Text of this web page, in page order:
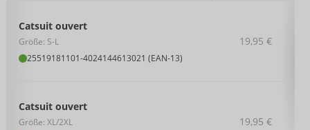
Catsuit ouvert
Größe: S-L
25519181101-4024144613021 (EAN-13)
19,95 €
Catsuit ouvert
Größe: XL/2XL
19,95 €